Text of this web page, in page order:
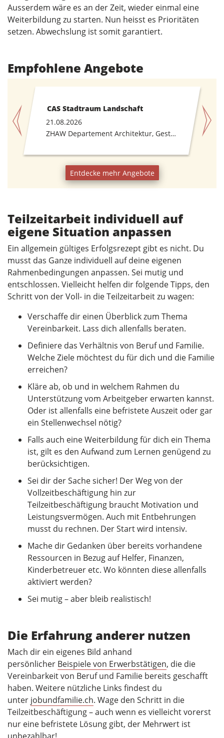
Ausserdem wäre es an der Zeit, wieder einmal eine
Weiterbildung zu starten. Nun heisst es Prioritäten
setzen. Abwechslung ist somit garantiert.
Empfohlene Angebote
CAS Stadtraum Landschaft
21.08.2026
ZHAW Departement Architektur, Gestaltung und Bauingenieur
Entdecke mehr Angebote
Teilzeitarbeit individuell auf
eigene Situation anpassen
Ein allgemein gültiges Erfolgsrezept gibt es nicht. Du
musst das Ganze individuell auf deine eigenen
Rahmenbedingungen anpassen. Sei mutig und
entschlossen. Vielleicht helfen dir folgende Tipps, den
Schritt von der Voll- in die Teilzeitarbeit zu wagen:
Verschaffe dir einen Überblick zum Thema
Vereinbarkeit. Lass dich allenfalls beraten.
Definiere das Verhältnis von Beruf und Familie.
Welche Ziele möchtest du für dich und die Familie
erreichen?
Kläre ab, ob und in welchem Rahmen du
Unterstützung vom Arbeitgeber erwarten kannst.
Oder ist allenfalls eine befristete Auszeit oder gar
ein Stellenwechsel nötig?
Falls auch eine Weiterbildung für dich ein Thema
ist, gilt es den Aufwand zum Lernen genügend zu
berücksichtigen.
Sei dir der Sache sicher! Der Weg von der
Vollzeitbeschäftigung hin zur
Teilzeitbeschäftigung braucht Motivation und
Leistungsvermögen. Auch mit Entbehrungen
musst du rechnen. Der Start wird intensiv.
Mache dir Gedanken über bereits vorhandene
Ressourcen in Bezug auf Helfer, Finanzen,
Kinderbetreuer etc. Wo könnten diese allenfalls
aktiviert werden?
Sei mutig – aber bleib realistisch!
Die Erfahrung anderer nutzen
Mach dir ein eigenes Bild anhand
persönlicher Beispiele von Erwerbstätigen, die die
Vereinbarkeit von Beruf und Familie bereits geschafft
haben. Weitere nützliche Links findest du
unter jobundfamilie.ch. Wage den Schritt in die
Teilzeitbeschäftigung – auch wenn es vielleicht vorerst
nur eine befristete Lösung gibt, der Mehrwert ist